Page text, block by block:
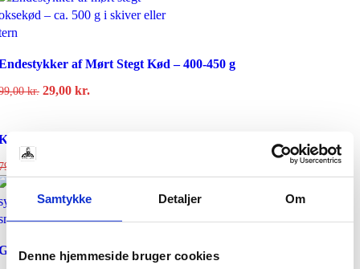
Samtykke Detaljer Om
Denne hjemmeside bruger cookies
af Mørt Stegt Kød – 400-450 g
kr. Den
29,00 kr.
– 1 kg
pris
var:
pris
er:
Ribeye Steaks – 250 g